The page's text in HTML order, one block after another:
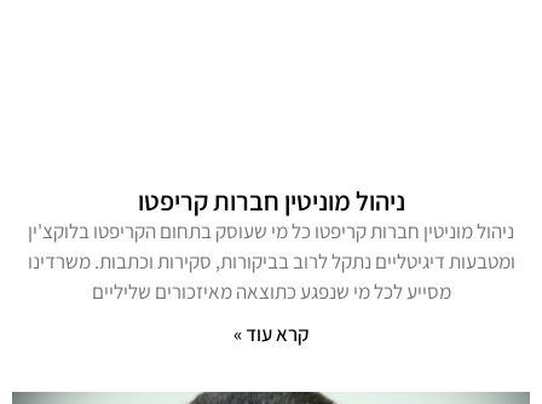
ניהול מוניטין חברות קריפטו
ניהול מוניטין חברות קריפטו כל מי שעוסק בתחום הקריפטו בלוקצ'ין
ומטבעות דיגיטליים נתקל לרוב בביקורות, סקירות וכתבות. משרדינו
מסייע לכל מי שנפגע כתוצאה מאיזכורים שליליים
קרא עוד »